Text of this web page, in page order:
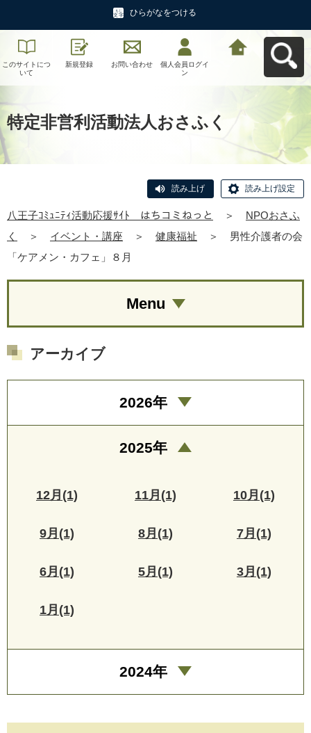
ひらがなをつける
このサイトにつ
いて
新規登録 お問い合わせ
個人会員ログイ
ン
特定非営利活動法人おさふく
読み上げ 読み上げ設定
八王子ｺﾐｭﾆﾃｨ活動応援ｻｲﾄ はちコミねっと ＞
NPOおさふ
く
＞ イベント・講座 ＞ 健康福祉 ＞
男性介護者の会
「ケアメン・カフェ」８月
Menu
アーカイブ
2026年
2025年
12月(1) 11月(1) 10月(1)
9月(1) 8月(1) 7月(1)
6月(1) 5月(1) 3月(1)
1月(1)
2024年